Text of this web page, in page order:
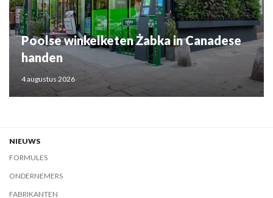
Poolse winkelketen Żabka in Canadese
handen
4 augustus 2026
NIEUWS
FORMULES
ONDERNEMERS
FABRIKANTEN